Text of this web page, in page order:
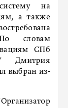
на
а также
словам
СПб
Дмитрия
выбран из-